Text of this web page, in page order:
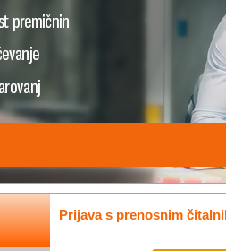
Prijava s prenosnim